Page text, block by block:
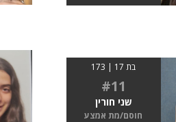
בת 17 | 173
#11
שני חורין
חוסם/מת אמצע